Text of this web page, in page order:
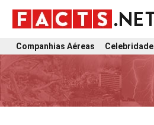
Companhias Aéreas Celebridade